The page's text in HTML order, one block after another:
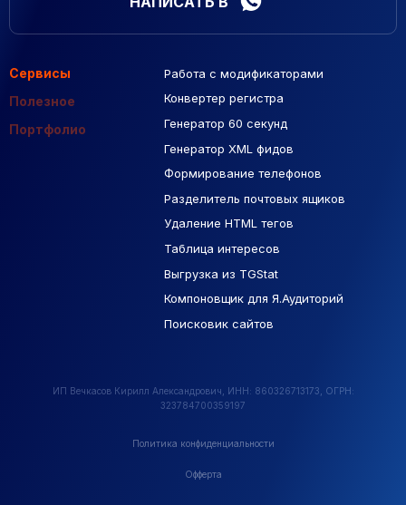
Сервисы
Полезное
Портфолио
Работа с модификаторами
Конвертер регистра
Генератор 60 секунд
Генератор XML фидов
Формирование телефонов
Разделитель почтовых ящиков
Удаление HTML тегов
Таблица интересов
Выгрузка из TGStat
Компоновщик для Я.Аудиторий
Поисковик сайтов
Подборка сайтов
Макеты Figma
База Яндекс Карты
РСЯ площадки
Созданные сайты
Контекстная реклама
ИП Вечкасов Кирилл Александрович, ИНН: 860326713173, ОГРН:
323784700359197
Политика конфиденциальности
Офферта